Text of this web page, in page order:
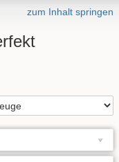
zum Inhalt springen